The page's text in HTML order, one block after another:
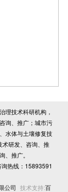
理技术科研机构，
询、推广；城市污
水体与土壤修复技
术研发、咨询、推
、推广。
热线：15893591
公司 技术支持:百